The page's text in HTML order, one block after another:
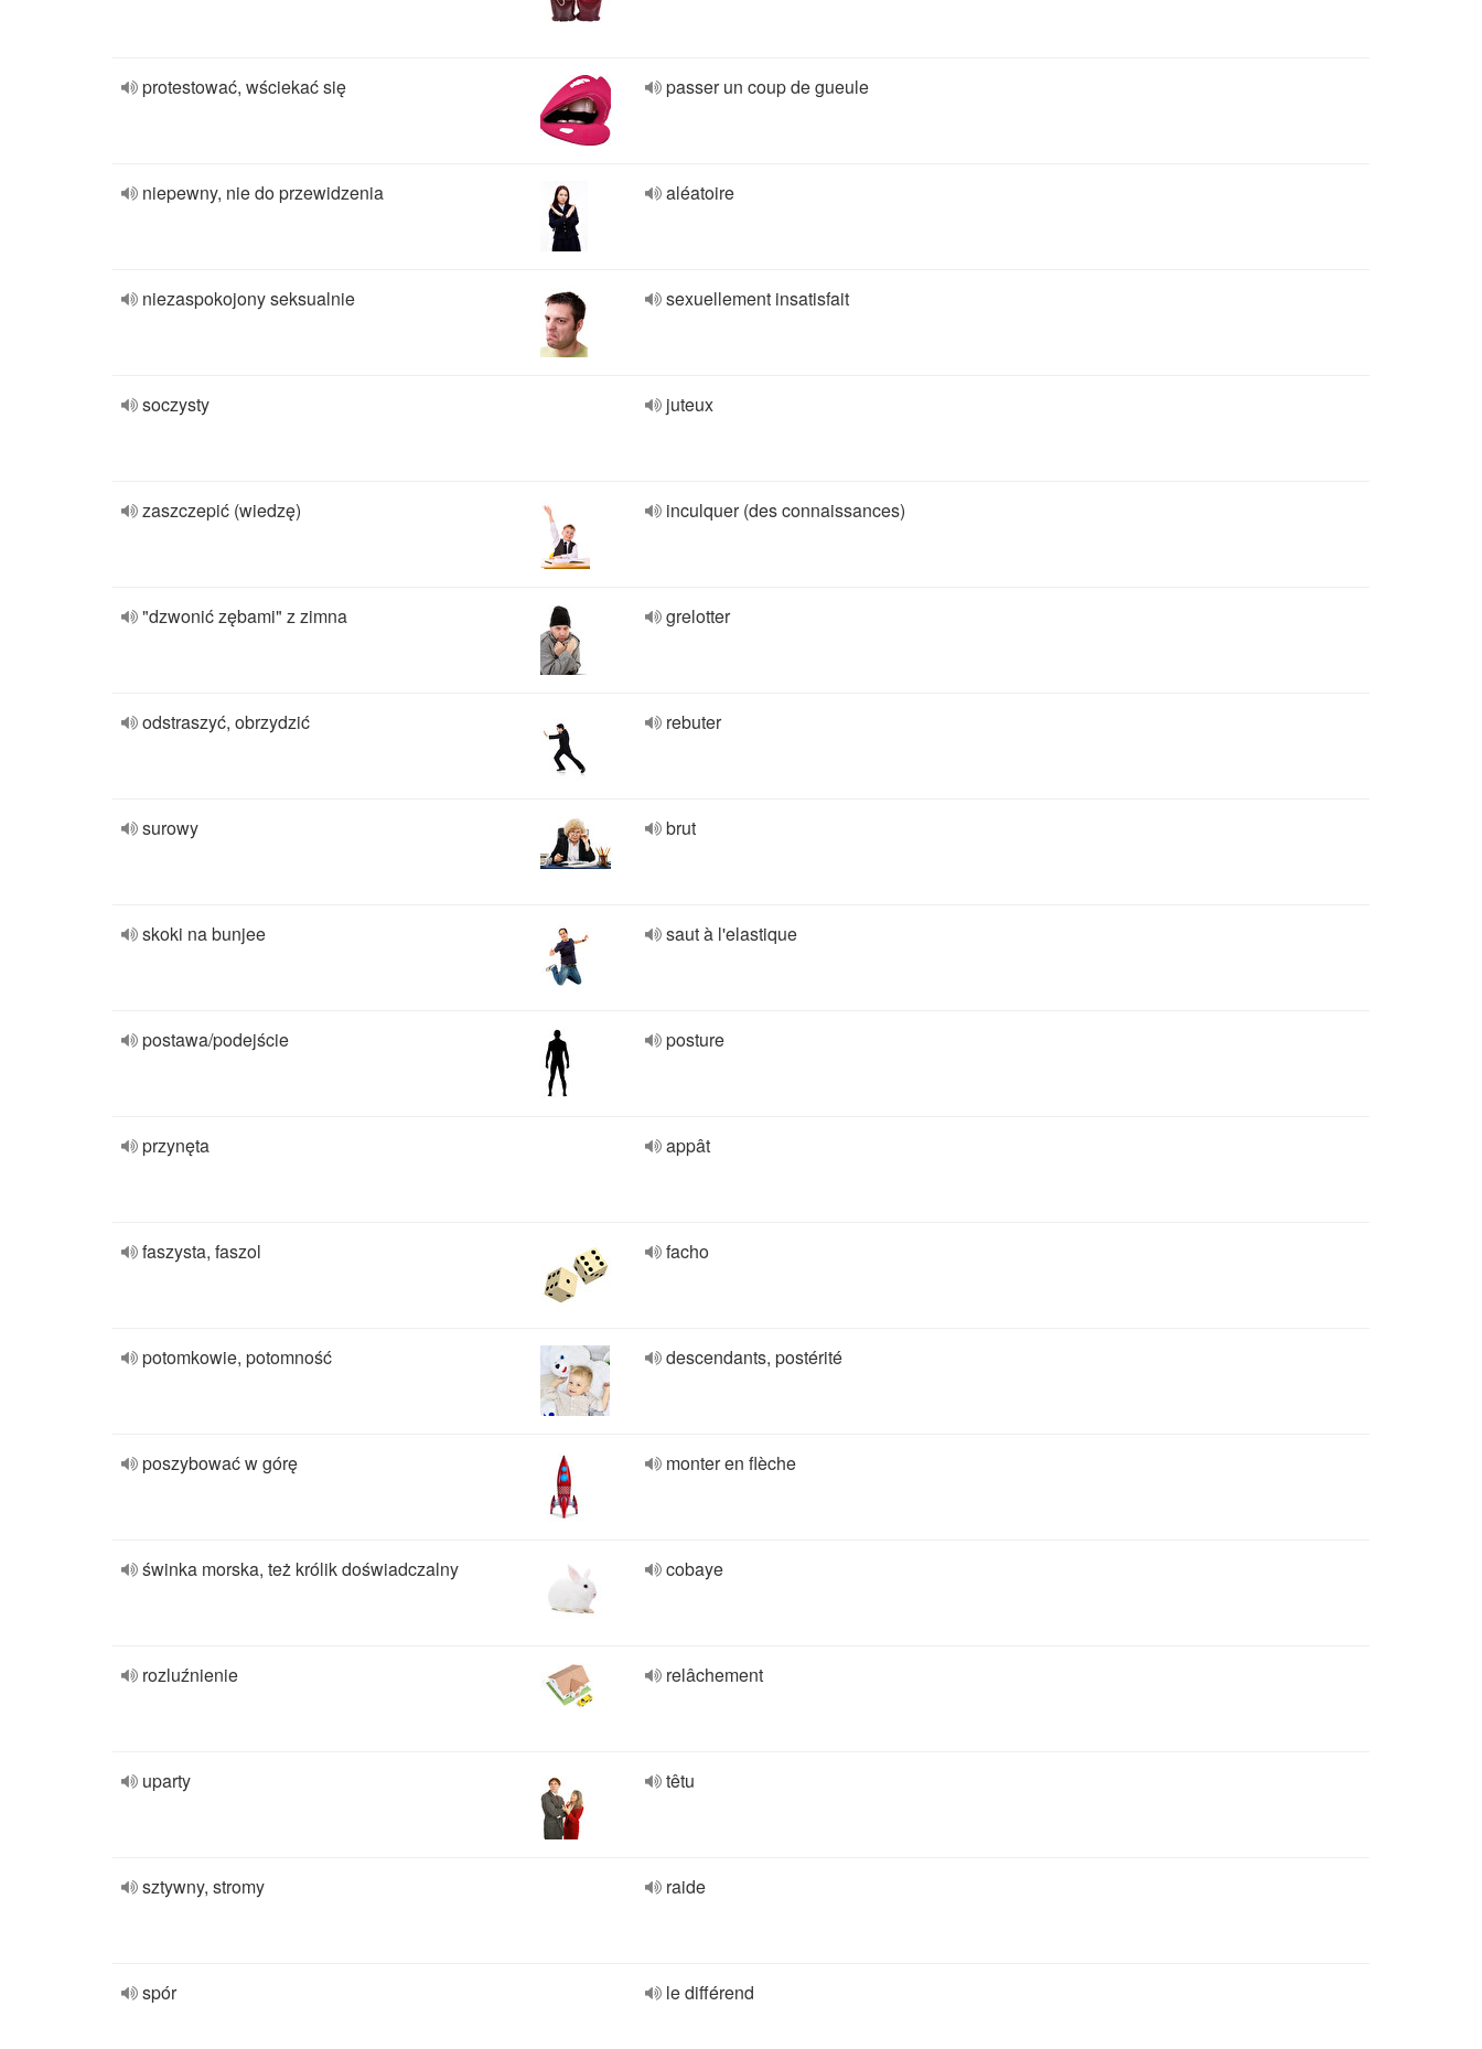
protestować, wściekać się passer un coup de gueule
niepewny, nie do przewidzenia aléatoire
niezaspokojony seksualnie sexuellement insatisfait
soczysty juteux
zaszczepić (wiedzę) inculquer (des connaissances)
"dzwonić zębami" z zimna grelotter
odstraszyć, obrzydzić rebuter
surowy brut
skoki na bunjee saut à l'elastique
postawa/podejście posture
przynęta appât
faszysta, faszol facho
potomkowie, potomność descendants, postérité
poszybować w górę monter en flèche
świnka morska, też królik doświadczalny cobaye
rozluźnienie relâchement
uparty têtu
sztywny, stromy raide
spór le différend